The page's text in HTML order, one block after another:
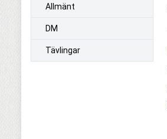
Allmänt
DM
Tävlingar